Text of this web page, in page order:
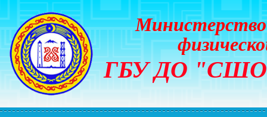
Министерство
ГБУ ДО "СШОР